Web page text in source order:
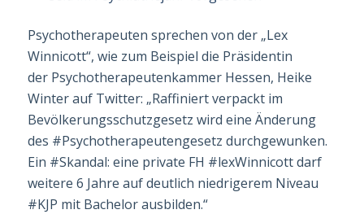
Psychotherapeuten sprechen von der „Lex
Winnicott“, wie zum Beispiel die Präsidentin
der Psychotherapeutenkammer Hessen, Heike
Winter auf Twitter: „Raffiniert verpackt im
Bevölkerungsschutzgesetz wird eine Änderung
des #Psychotherapeuten­gesetz durchge­wunken.
Ein #Skandal: eine private FH #lexWinnicott darf
weitere 6 Jahre auf deutlich niedrigerem Niveau
#KJP mit Bachelor ausbilden.“